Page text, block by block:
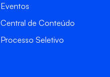
Eventos
Central de Conteúdo
Processo Seletivo